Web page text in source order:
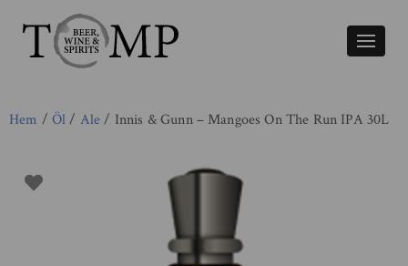
Växla
Hem / Öl/ Ale/ Innis & Gunn – Mangoes On The Run IPA 30L